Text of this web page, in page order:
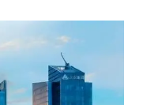
国足U17与阿森纳决赛取消 并列冠军
护市民“菜篮子”